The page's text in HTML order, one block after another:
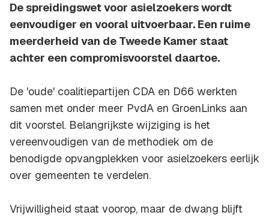
De spreidingswet voor asielzoekers wordt
eenvoudiger en vooral uitvoerbaar. Een ruime
meerderheid van de Tweede Kamer staat
achter een compromisvoorstel daartoe.
De 'oude' coalitiepartijen CDA en D66 werkten
samen met onder meer PvdA en GroenLinks aan
dit voorstel. Belangrijkste wijziging is het
vereenvoudigen van de methodiek om de
benodigde opvangplekken voor asielzoekers eerlijk
over gemeenten te verdelen.
Vrijwilligheid staat voorop, maar de dwang blijft